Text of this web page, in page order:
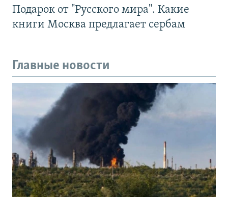
Подарок от "Русского мира". Какие
книги Москва предлагает сербам
Главные новости